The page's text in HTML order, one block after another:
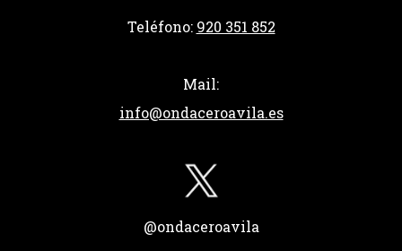
Teléfono: 920 351 852
Mail:
info@ondaceroavila.es
@ondaceroavila